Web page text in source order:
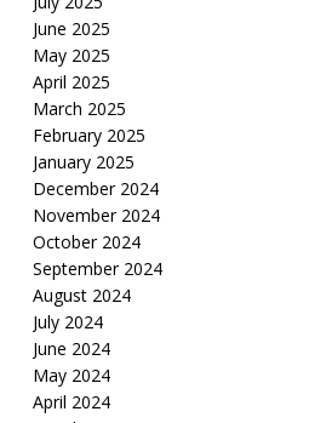
June 2025
May 2025
April 2025
March 2025
February 2025
January 2025
December 2024
November 2024
October 2024
September 2024
August 2024
July 2024
June 2024
May 2024
April 2024